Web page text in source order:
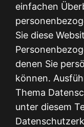
einfachen
Sie diese
denen Sie
können.
Thema
unter diesem